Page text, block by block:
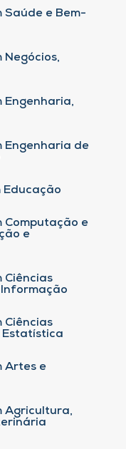
Saúde e Bem-
Negócios,
Engenharia,
Engenharia de
Educação
Computação e
e
Ciências
Informação
Ciências
Estatística
Artes e
Agricultura,